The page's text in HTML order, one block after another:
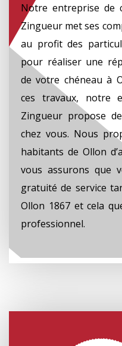
Notre entreprise de
Zingueur met ses
au profit des
pour réaliser une
de votre chéneau à
ces travaux, notre
Zingueur propose
chez vous. Nous
habitants de Ollon
vous assurons que
gratuité de service
Ollon 1867 et cela
professionnel.